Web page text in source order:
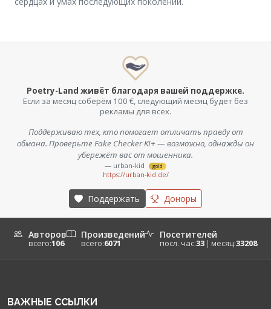
Poetry-Land живёт благодаря вашей поддержке.
Если за месяц соберём 100 €, следующий месяц будет без
рекламы для всех.
Поддерживаю тех, кто помогает отличать правду от
обмана. Проверьте Fake Checker KI+ — возможно, однажды он
убережёт вас от мошенника.
— urban-kid gold
https://urban-kid.de/
Поддержать Доноры
Авторов
всего:106
Произведений
всего:6071
Посетителей
посл. час:33 | месяц:33208
ВАЖНЫЕ ССЫЛКИ